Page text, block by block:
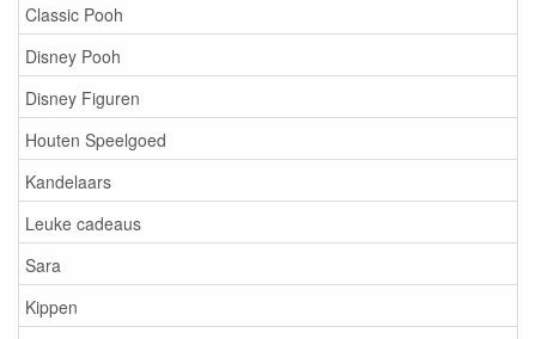
Classic Pooh
Disney Pooh
Disney Figuren
Houten Speelgoed
Kandelaars
Leuke cadeaus
Sara
Kippen